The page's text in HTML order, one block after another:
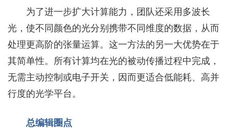
为了进一步扩大计算能力，团队还采用多波长
光，使不同颜色的光分别携带不同维度的数据，从而
处理更高阶的张量运算。这一方法的另一大优势在于
其简单性。所有计算均在光的被动传播过程中完成，
无需主动控制或电子开关，因而更适合低能耗、高并
行度的光学平台。
总编辑圈点